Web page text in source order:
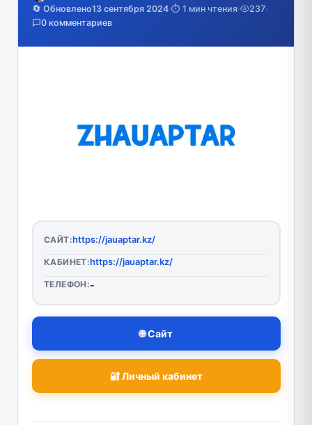
🔄 Обновлено13 сентября 2024·⏱️ 1 мин чтения· 237·
0 комментариев
САЙТ:https://jauaptar.kz/
КАБИНЕТ:https://jauaptar.kz/
ТЕЛЕФОН:-
🌐 Сайт
🔐 Личный кабинет